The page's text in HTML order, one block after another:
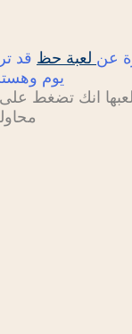
عن لعبة حظ قد
يوم وهستربح ان شاء الله